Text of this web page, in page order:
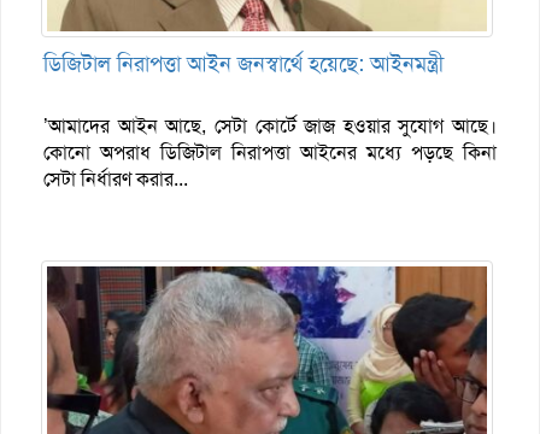
ডিজিটাল নিরাপত্তা আইন জনস্বার্থে হয়েছে: আইনমন্ত্রী
’আমাদের আইন আছে, সেটা কোর্টে জাজ হওয়ার সুযোগ আছে।
কোনো অপরাধ ডিজিটাল নিরাপত্তা আইনের মধ্যে পড়ছে কিনা
সেটা নির্ধারণ করার...